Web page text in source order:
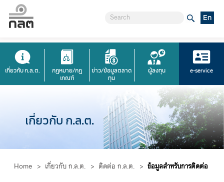
En
เกี่ยวกับ ก.ล.ต.
กฎหมาย/กฎ
เกณฑ์
ข่าว/ข้อมูลตลาด
ทุน
ผู้ลงทุน e-service
เกี่ยวกับ ก.ล.ต.
Home > เกี่ยวกับ ก.ล.ต. > ติดต่อ ก.ล.ต. > ข้อมูลสำหรับการติดต่อ